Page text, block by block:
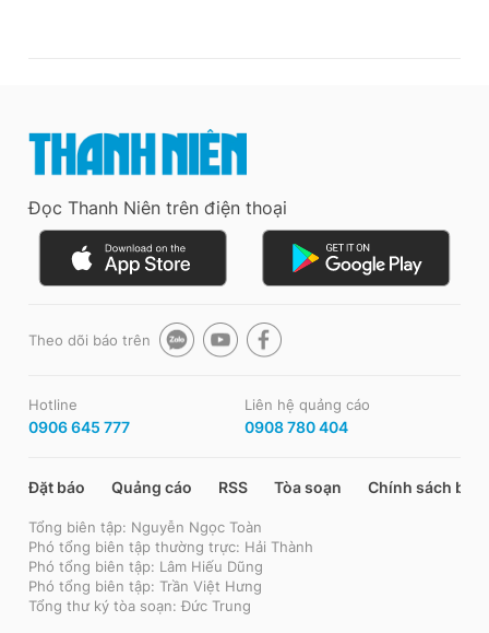
Đọc Thanh Niên trên điện thoại
Theo dõi báo trên
Hotline
0906 645 777
Liên hệ quảng cáo
0908 780 404
Đặt báo Quảng cáo RSS Tòa soạn Chính sách bảo
Tổng biên tập: Nguyễn Ngọc Toàn
Phó tổng biên tập thường trực: Hải Thành
Phó tổng biên tập: Lâm Hiếu Dũng
Phó tổng biên tập: Trần Việt Hưng
Tổng thư ký tòa soạn: Đức Trung